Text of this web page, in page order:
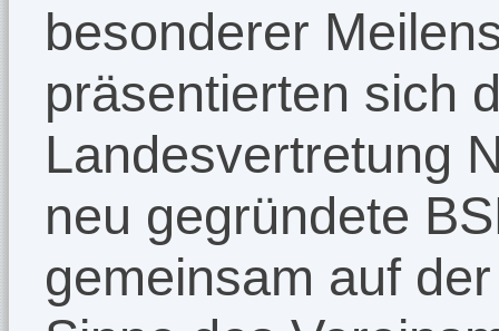
besonderer
präsentierten sich
Landesvertretung
neu gegründete
gemeinsam auf